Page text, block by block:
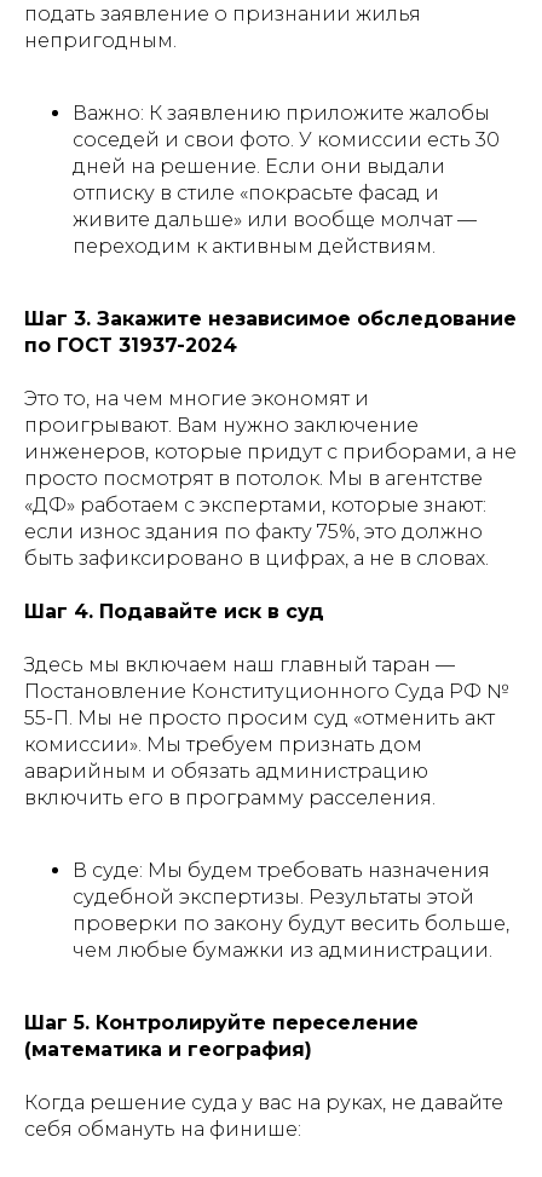
подать заявление о признании жилья
непригодным.
Важно: К заявлению приложите жалобы
соседей и свои фото. У комиссии есть 30
дней на решение. Если они выдали
отписку в стиле «покрасьте фасад и
живите дальше» или вообще молчат —
переходим к активным действиям.
Шаг 3. Закажите независимое обследование
по ГОСТ 31937-2024
Это то, на чем многие экономят и
проигрывают. Вам нужно заключение
инженеров, которые придут с приборами, а не
просто посмотрят в потолок. Мы в агентстве
«ДФ» работаем с экспертами, которые знают:
если износ здания по факту 75%, это должно
быть зафиксировано в цифрах, а не в словах.
Шаг 4. Подавайте иск в суд
Здесь мы включаем наш главный таран —
Постановление Конституционного Суда РФ №
55-П. Мы не просто просим суд «отменить акт
комиссии». Мы требуем признать дом
аварийным и обязать администрацию
включить его в программу расселения.
В суде: Мы будем требовать назначения
судебной экспертизы. Результаты этой
проверки по закону будут весить больше,
чем любые бумажки из администрации.
Шаг 5. Контролируйте переселение
(математика и география)
Когда решение суда у вас на руках, не давайте
себя обмануть на финише: